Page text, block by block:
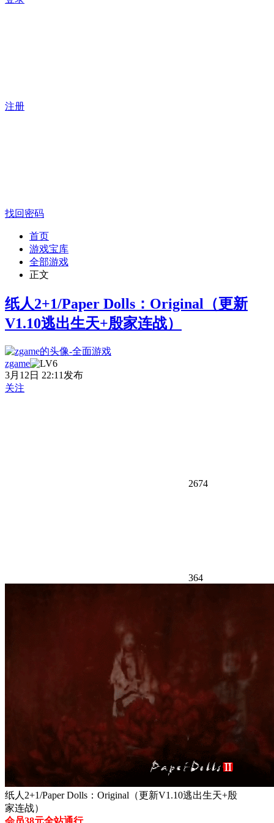
注册
找回密码
首页
游戏宝库
全部游戏
正文
纸人2+1/Paper Dolls：Original（更新
V1.10逃出生天+殷家连战）
zgame
3月12日 22:11发布
关注
2674
364
纸人2+1/Paper Dolls：Original（更新V1.10逃出生天+殷
家连战）
会员38元全站通行